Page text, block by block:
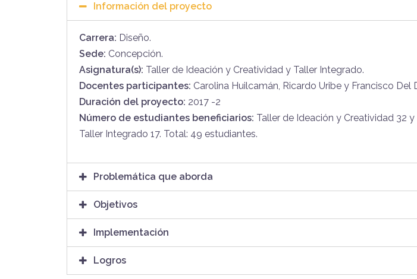
Información del proyecto
Carrera: Diseño.
Sede: Concepción.
Asignatura(s): Taller de Ideación y Creatividad y Taller Integrado.
Docentes participantes: Carolina Huilcamán, Ricardo Uribe y Francisco Del
Duración del proyecto: 2017 -2
Número de estudiantes beneficiarios: Taller de Ideación y Creatividad 32 y
Taller Integrado 17. Total: 49 estudiantes.
Problemática que aborda
Objetivos
Implementación
Logros